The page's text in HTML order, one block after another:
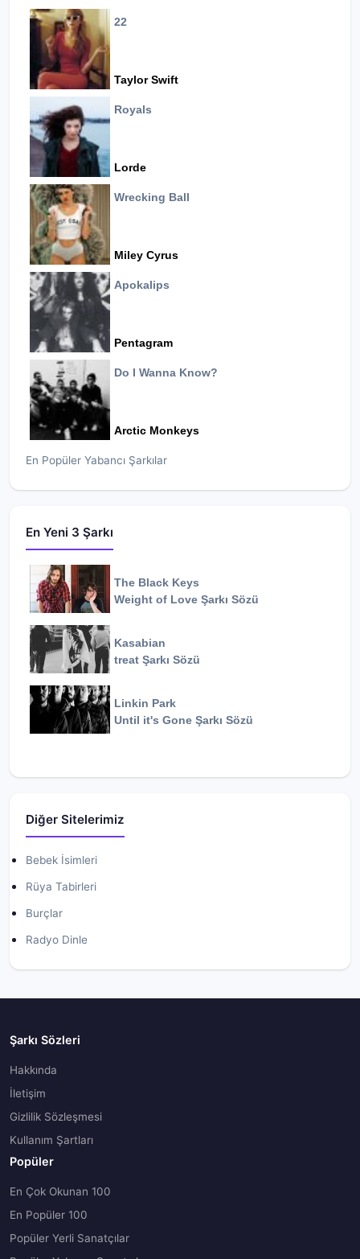
22
Taylor Swift
Royals
Lorde
Wrecking Ball
Miley Cyrus
Apokalips
Pentagram
Do I Wanna Know?
Arctic Monkeys
En Popüler Yabancı Şarkılar
En Yeni 3 Şarkı
The Black Keys
Weight of Love Şarkı Sözü
Kasabian
treat Şarkı Sözü
Linkin Park
Until it's Gone Şarkı Sözü
Diğer Sitelerimiz
Bebek İsimleri
Rüya Tabirleri
Burçlar
Radyo Dinle
Şarkı Sözleri
Hakkında
İletişim
Gizlilik Sözleşmesi
Kullanım Şartları
Popüler
En Çok Okunan 100
En Popüler 100
Popüler Yerli Sanatçılar